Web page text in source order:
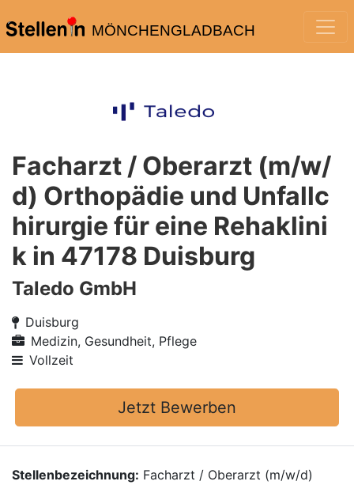
MÖNCHENGLADBACH
Facharzt / Oberarzt (m/w/
d) Orthopädie und Unfallc
hirurgie für eine Rehaklini
k in 47178 Duisburg
Taledo GmbH
Duisburg
Medizin, Gesundheit, Pflege
Vollzeit
Jetzt Bewerben
Stellenbezeichnung: Facharzt / Oberarzt (m/w/d)